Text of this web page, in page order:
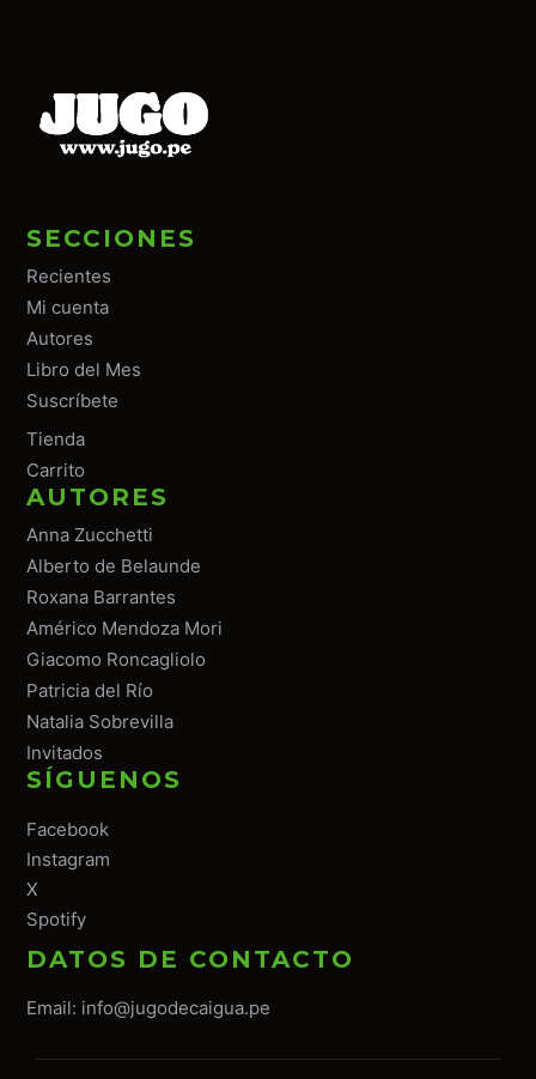
SECCIONES
Recientes
Mi cuenta
Autores
Libro del Mes
Suscríbete
Tienda
Carrito
AUTORES
Anna Zucchetti
Alberto de Belaunde
Roxana Barrantes
Américo Mendoza Mori
Giacomo Roncagliolo
Patricia del Río
Natalia Sobrevilla
Invitados
SÍGUENOS
Facebook
Instagram
X
Spotify
DATOS DE CONTACTO
Email: info@jugodecaigua.pe